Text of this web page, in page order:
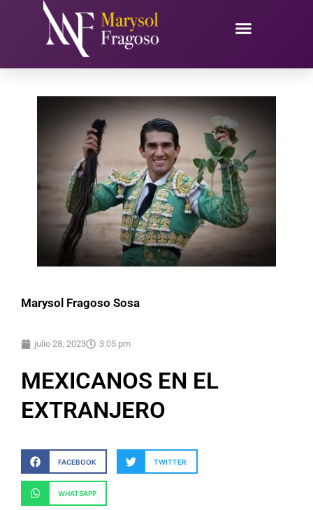
contenido
Marysol Fragoso Sosa
julio 28, 2023 3:05 pm
MEXICANOS EN EL
EXTRANJERO
FACEBOOK TWITTER
WHATSAPP